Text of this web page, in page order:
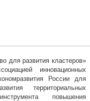
для развития кластеров»
инновационных
России для
территориальных
повышения